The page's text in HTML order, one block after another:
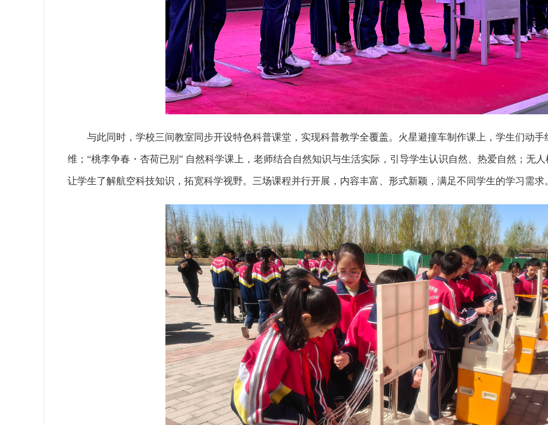
与此同时，学校三间教室同步开设特色科普课堂，实现科普教学全覆盖。火星避撞车制作课上，学生们动
维；“桃李争春・杏荷已别” 自然科学课上，老师结合自然知识与生活实际，引导学生认识自然、热爱自然；无
让学生了解航空科技知识，拓宽科学视野。三场课程并行开展，内容丰富、形式新颖，满足不同学生的学习需求